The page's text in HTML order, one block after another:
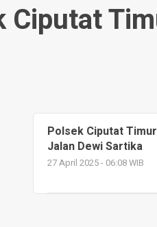
Ciputat
Polsek Ciputat
Jalan Dewi Sartika
27 April 2025 - 06:08 WIB